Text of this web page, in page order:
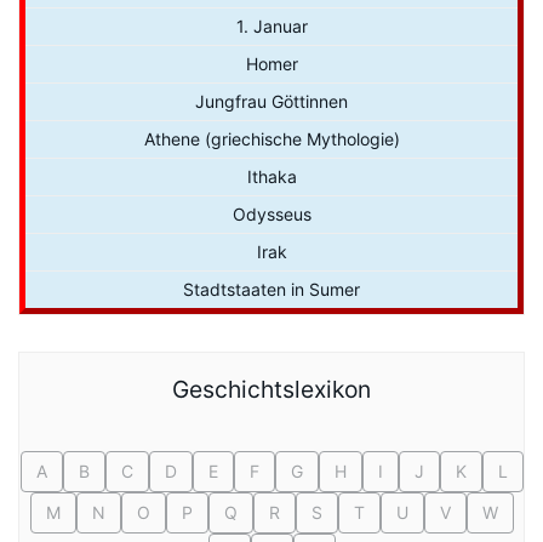
1. Januar
Homer
Jungfrau Göttinnen
Athene (griechische Mythologie)
Ithaka
Odysseus
Irak
Stadtstaaten in Sumer
Geschichtslexikon
A B C D E F G H I J K
L
M
N O P Q R S T U V
W